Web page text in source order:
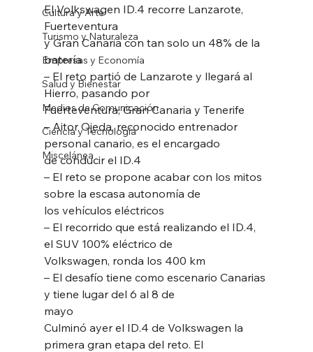
Cultura y Arte
Turismo y Naturaleza
Empresas y Economía
Salud y Bienestar
Medios de Comunicación
Ciencia y Tecnología
Miscelánea
El Volkswagen ID.4 recorre Lanzarote,
Fuerteventura
y Gran Canaria con tan solo un 48% de la
batería
– El reto partió de Lanzarote y llegará al
Hierro, pasando por
Fuerteventura, Gran Canaria y Tenerife
– Aitor Ojeda, reconocido entrenador
personal canario, es el encargado
de conducir el ID.4
– El reto se propone acabar con los mitos
sobre la escasa autonomía de
los vehículos eléctricos
– El recorrido que está realizando el ID.4,
el SUV 100% eléctrico de
Volkswagen, ronda los 400 km
– El desafío tiene como escenario Canarias
y tiene lugar del 6 al 8 de
mayo
Culminó ayer el ID.4 de Volkswagen la
primera gran etapa del reto. El